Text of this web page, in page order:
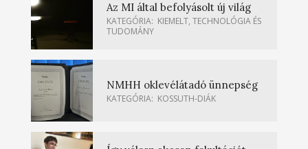
Az MI által befolyásolt új világ
KATEGÓRIA: KIEMELT, TECHNOLÓGIA ÉS
TUDOMÁNY
NMHH oklevélátadó ünnepség
KATEGÓRIA: KOSSUTH-DIÁK